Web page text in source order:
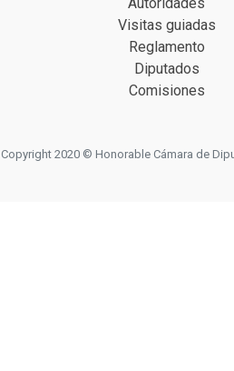
Visitas guiadas
Reglamento
Diputados
Comisiones
Copyright 2020 © Honorable Cámara de